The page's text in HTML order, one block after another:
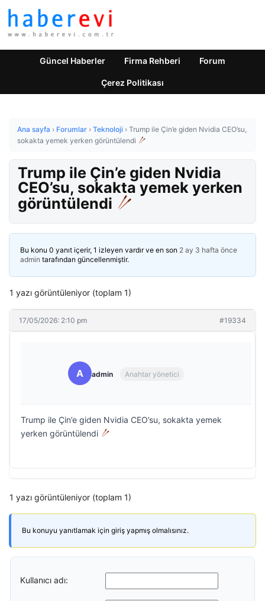
Güncel Haberler Firma Rehberi Forum
Çerez Politikası
Ana sayfa › Forumlar › Teknoloji › Trump ile Çin’e giden Nvidia CEO’su,
sokakta yemek yerken görüntülendi
Trump ile Çin’e giden Nvidia
CEO’su, sokakta yemek yerken
görüntülendi
Bu konu 0 yanıt içerir, 1 izleyen vardır ve en son 2 ay 3 hafta önce
admin tarafından güncellenmiştir.
1 yazı görüntüleniyor (toplam 1)
17/05/2026: 2:10 pm #19334
A admin Anahtar yönetici
Trump ile Çin’e giden Nvidia CEO’su, sokakta yemek
yerken görüntülendi
1 yazı görüntüleniyor (toplam 1)
Bu konuyu yanıtlamak için giriş yapmış olmalısınız.
Kullanıcı adı: